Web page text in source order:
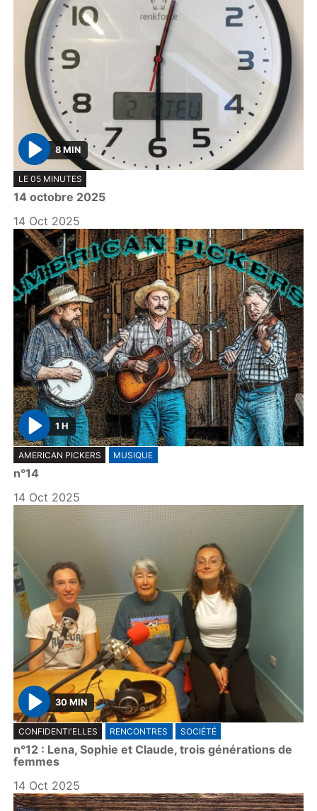
P
l
a
y
8 MIN
LE 05 MINUTES
14 octobre 2025
14 Oct 2025
P
l
a
y
1 H
AMERICAN PICKERS MUSIQUE
n°14
14 Oct 2025
P
l
a
y
30 MIN
CONFIDENTI'ELLES RENCONTRES SOCIÉTÉ
n°12 : Lena, Sophie et Claude, trois générations de
femmes
14 Oct 2025